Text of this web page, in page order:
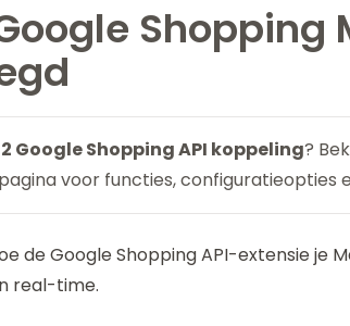
Shopping
Google Shopping API koppeling?
pagina voor functies, configuratieopties
de Google Shopping API-extensie
real-time.